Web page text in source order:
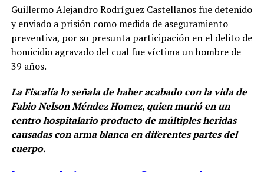
Guillermo Alejandro Rodríguez Castellanos fue detenido
y enviado a prisión como medida de aseguramiento
preventiva, por su presunta participación en el delito de
homicidio agravado del cual fue víctima un hombre de
39 años.
La Fiscalía lo señala de haber acabado con la vida de
Fabio Nelson Méndez Homez, quien murió en un
centro hospitalario producto de múltiples heridas
causadas con arma blanca en diferentes partes del
cuerpo.